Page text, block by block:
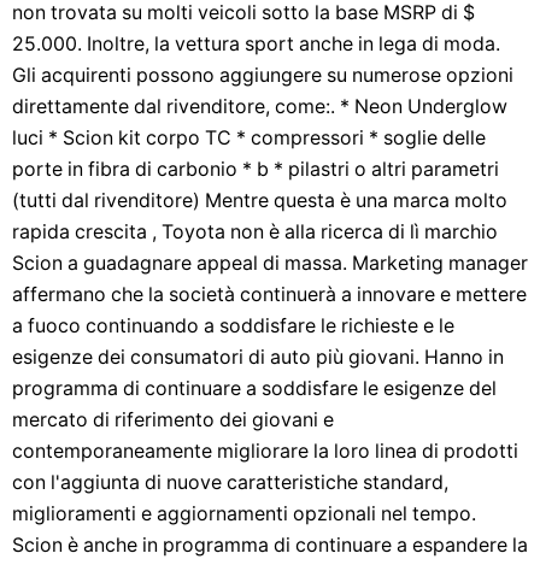
non trovata su molti veicoli sotto la base MSRP di $
25.000. Inoltre, la vettura sport anche in lega di moda.
Gli acquirenti possono aggiungere su numerose opzioni
direttamente dal rivenditore, come:. * Neon Underglow
luci * Scion kit corpo TC * compressori * soglie delle
porte in fibra di carbonio * b * pilastri o altri parametri
(tutti dal rivenditore) Mentre questa è una marca molto
rapida crescita , Toyota non è alla ricerca di lì marchio
Scion a guadagnare appeal di massa. Marketing manager
affermano che la società continuerà a innovare e mettere
a fuoco continuando a soddisfare le richieste e le
esigenze dei consumatori di auto più giovani. Hanno in
programma di continuare a soddisfare le esigenze del
mercato di riferimento dei giovani e
contemporaneamente migliorare la loro linea di prodotti
con l'aggiunta di nuove caratteristiche standard,
miglioramenti e aggiornamenti opzionali nel tempo.
Scion è anche in programma di continuare a espandere la